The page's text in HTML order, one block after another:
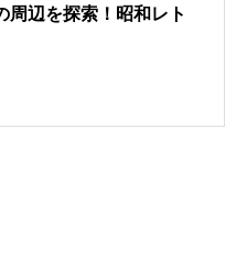
周辺を探索！昭和レト